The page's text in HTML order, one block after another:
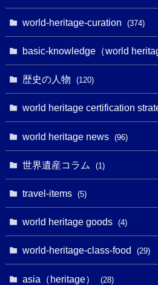
(10)
(11)
(18)
(1)
(4)
(20)
(32)
(13)
(2)
(2)
(1)
(6)
(1)
(4)
(1)
(27)
(10)
(1)
(14)
(4)
(9)
(3)
(27)
(5)
world-heritage-curation (374)
basic-knowledge（world
歴史の人物 (120)
world heritage certification
world heritage news (96)
世界遺産コラム (1)
travel-items (5)
world heritage goods (4)
world-heritage-class-food (29)
asia（heritage） (28)